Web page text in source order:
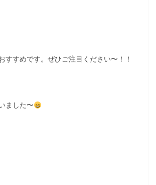
すすめです。ぜひご注目ください〜！！
ました〜